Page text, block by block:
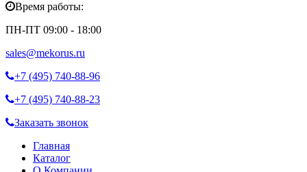
Время работы:
ПН-ПТ 09:00 - 18:00
sales@mekorus.ru
+7 (495) 740-88-96
+7 (495) 740-88-23
Заказать звонок
Главная
Каталог